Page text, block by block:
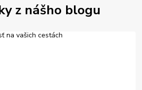
z nášho blogu